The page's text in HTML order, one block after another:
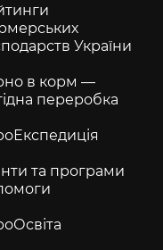
України
в корм —
переробка
та програми